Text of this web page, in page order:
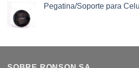
Pegatina/Soporte para